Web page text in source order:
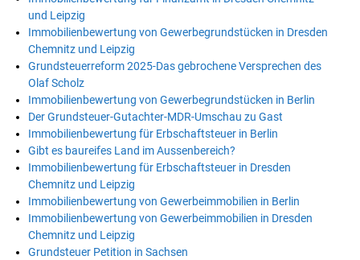
und Leipzig
Immobilienbewertung von Gewerbegrundstücken in Dresden
Chemnitz und Leipzig
Grundsteuerreform 2025-Das gebrochene Versprechen des
Olaf Scholz
Immobilienbewertung von Gewerbegrundstücken in Berlin
Der Grundsteuer-Gutachter-MDR-Umschau zu Gast
Immobilienbewertung für Erbschaftsteuer in Berlin
Gibt es baureifes Land im Aussenbereich?
Immobilienbewertung für Erbschaftsteuer in Dresden
Chemnitz und Leipzig
Immobilienbewertung von Gewerbeimmobilien in Berlin
Immobilienbewertung von Gewerbeimmobilien in Dresden
Chemnitz und Leipzig
Grundsteuer Petition in Sachsen